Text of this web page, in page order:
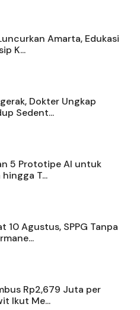
Amarta, Edukasi
K...
Dokter Ungkap
Sedent...
5 Prototipe AI untuk
T...
10 Agustus, SPPG Tanpa
Rp2,679 Juta per
Ikut Me...